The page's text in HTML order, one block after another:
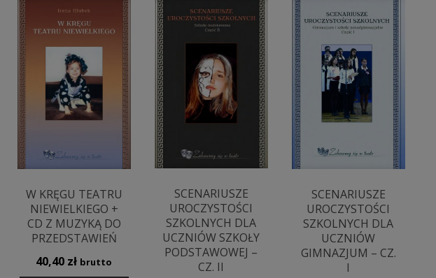
W KRĘGU TEATRU
NIEWIELKIEGO +
CD Z MUZYKĄ DO
PRZEDSTAWIEŃ
40,40 zł brutto
SCENARIUSZE
UROCZYSTOŚCI
SZKOLNYCH DLA
UCZNIÓW SZKOŁY
PODSTAWOWEJ –
CZ. II
SCENARIUSZE
UROCZYSTOŚCI
SZKOLNYCH DLA
UCZNIÓW
GIMNAZJUM – CZ.
I